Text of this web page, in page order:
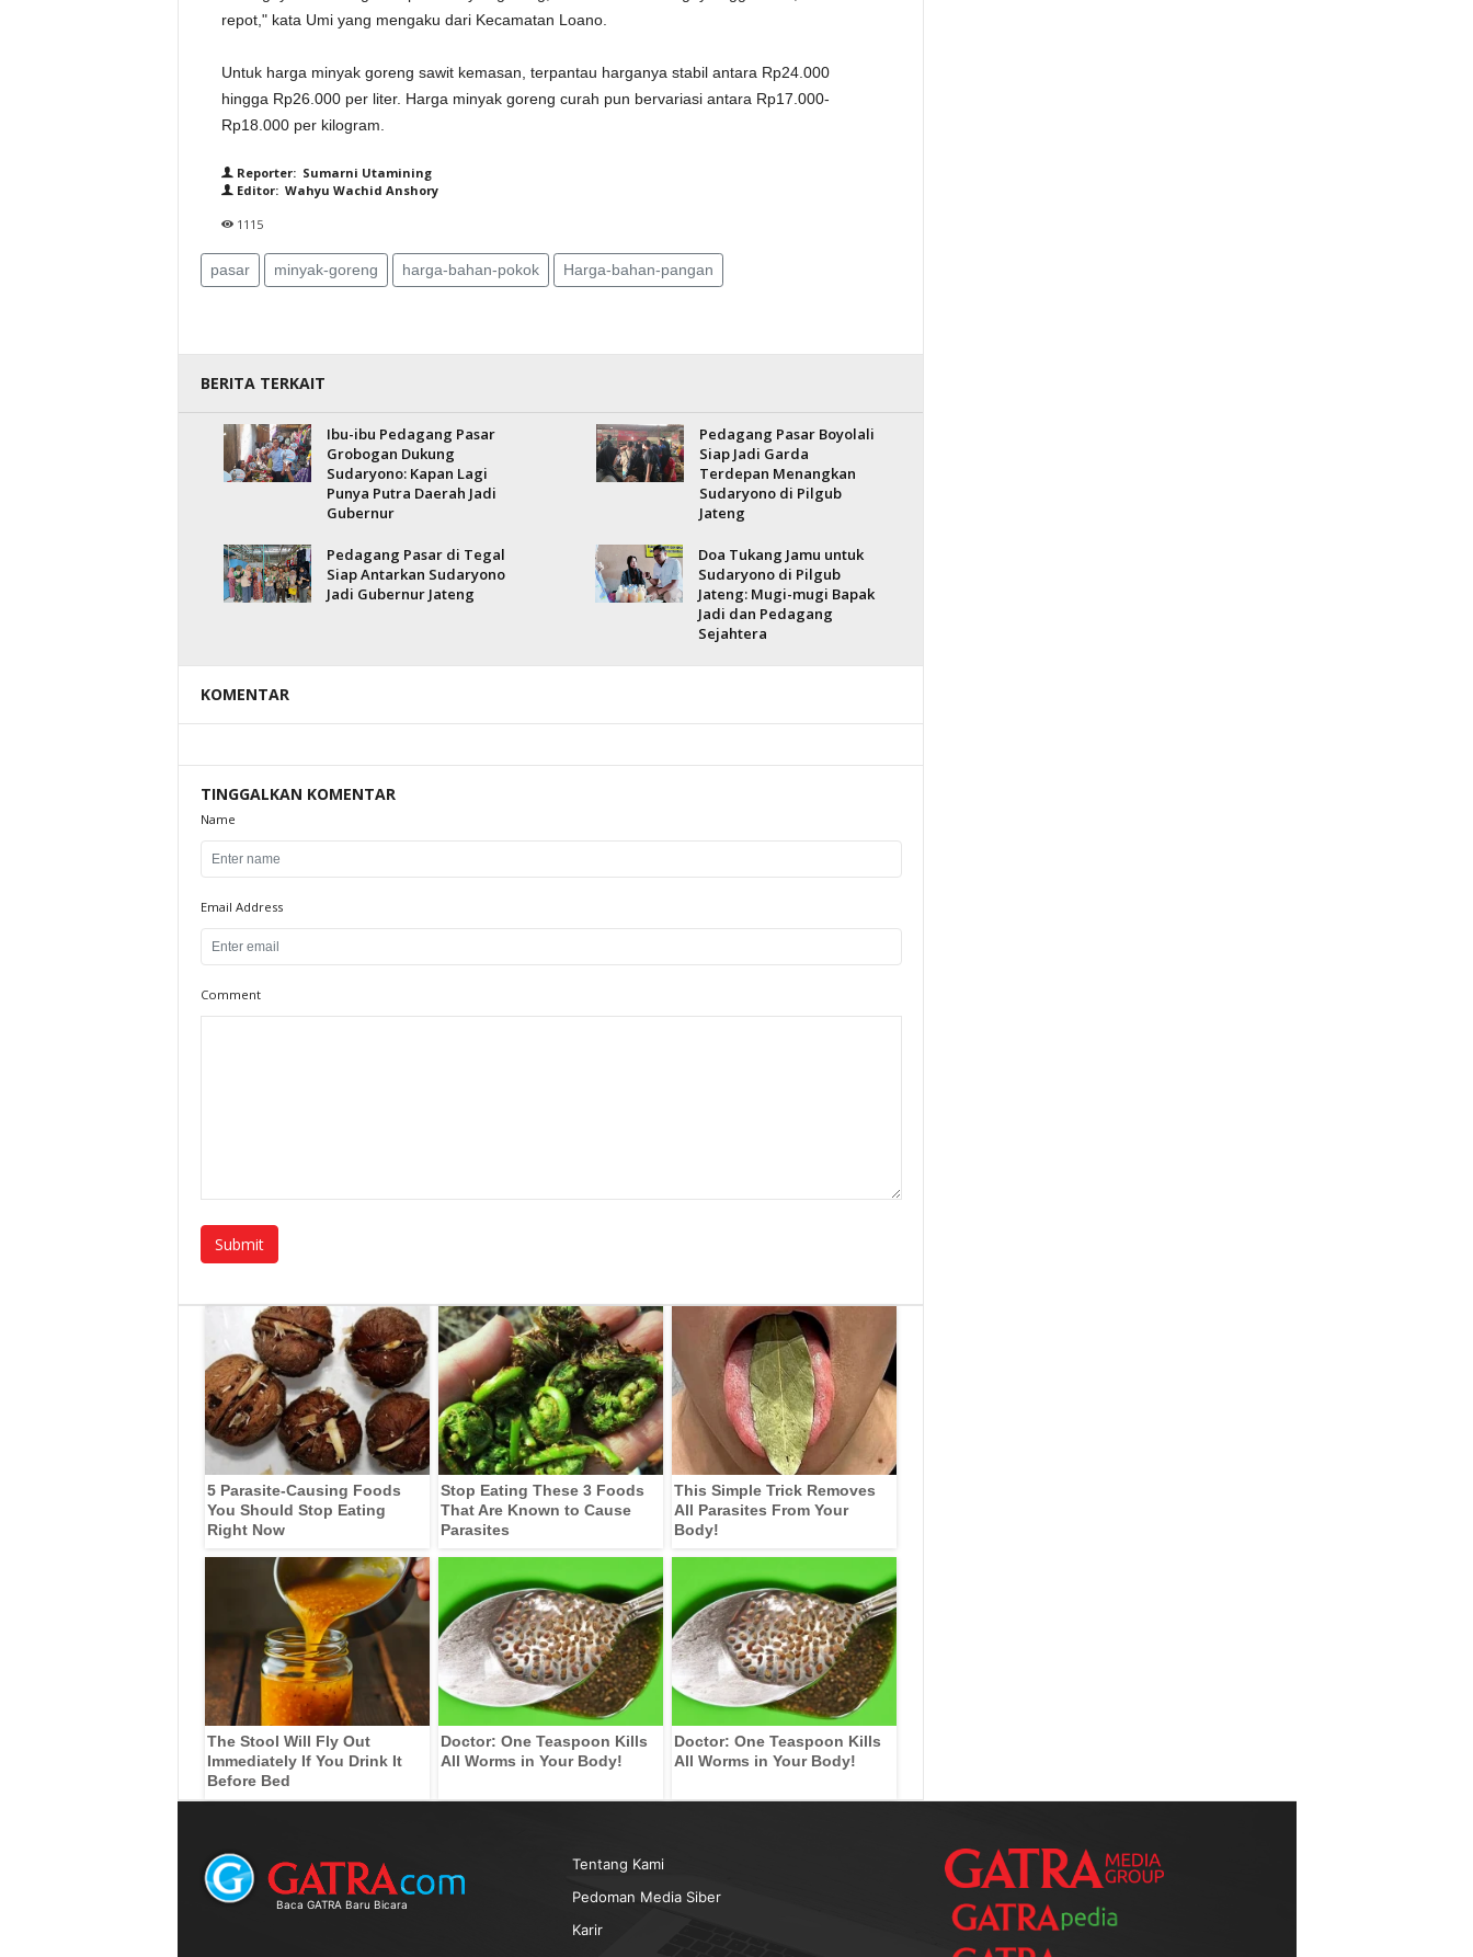
repot," kata Umi yang mengaku dari Kecamatan Loano.
Untuk harga minyak goreng sawit kemasan, terpantau harganya stabil antara Rp24.000
hingga Rp26.000 per liter. Harga minyak goreng curah pun bervariasi antara Rp17.000-
Rp18.000 per kilogram.
Reporter: Sumarni Utamining
Editor: Wahyu Wachid Anshory
1115
pasar minyak-goreng harga-bahan-pokok Harga-bahan-pangan
BERITA TERKAIT
Ibu-ibu Pedagang Pasar
Grobogan Dukung
Sudaryono: Kapan Lagi
Punya Putra Daerah Jadi
Gubernur
Pedagang Pasar Boyolali
Siap Jadi Garda
Terdepan Menangkan
Sudaryono di Pilgub
Jateng
Pedagang Pasar di Tegal
Siap Antarkan Sudaryono
Jadi Gubernur Jateng
Doa Tukang Jamu untuk
Sudaryono di Pilgub
Jateng: Mugi-mugi Bapak
Jadi dan Pedagang
Sejahtera
KOMENTAR
TINGGALKAN KOMENTAR
Name
Email Address
Comment
5 Parasite-Causing Foods
You Should Stop Eating
Right Now
Stop Eating These 3 Foods
That Are Known to Cause
Parasites
This Simple Trick Removes
All Parasites From Your
Body!
The Stool Will Fly Out
Immediately If You Drink It
Before Bed
Doctor: One Teaspoon Kills
All Worms in Your Body!
Doctor: One Teaspoon Kills
All Worms in Your Body!
Baca GATRA Baru Bicara
Tentang Kami
Pedoman Media Siber
Karir